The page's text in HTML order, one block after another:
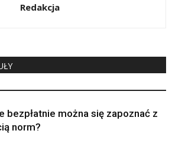
Redakcja
bezpłatnie można się zapoznać z
norm?